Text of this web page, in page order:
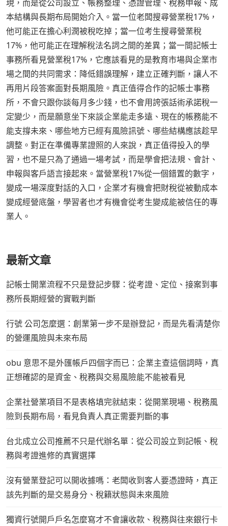
現，而是從公司設立、帳務整理、憑證管理、稅務申報、成
本結構與長期布局開始介入。當一位老闆搜尋營業稅17%，
他可能正在擔心利潤被稅吃掉；當一位考生搜尋營業稅
17%，他可能正在理解稅法名詞之間的差異；當一間記帳士
事務所看見營業稅17%，它應該看見的是教育市場與企業市
場之間的共同需求：降低錯誤理解，建立正確判斷，讓人不
再用片段答案面對長期風險。真正值得合作的記帳士事務
所，不會只跟你談每月多少錢，也不會用誇張話術承諾稅一
定變少，而是願意坐下來談企業能走多遠、現在的帳務能不
能支撐未來、哪些地方已經有風險訊號、哪些結構應該趁早
調整。對正在準備專業證照的人來說，真正值得投入的學
習，也不是只為了通過一場考試，而是學會把法規、會計、
申報與客戶語言接起來。當營業稅17%從一個錯置的數字，
變成一場深度對話的入口，企業才有機會把財稅從被動成本
變成經營底盤，學習者也才有機會從考生變成能被信任的專
業人。
最新文章
記帳士開業流程不只是登記步驟：從考證、定位、接案到事
務所長期經營的實戰判斷
行號 公司怎麼選：創業第一步不是辦登記，而是先看清楚你
的營運風險與未來布局
obu 意思不是外匯帳戶四個字而已：企業主查這個詞時，真
正想確認的是資金、稅務與交易風險能不能被看見
企業社營業項目不是表格填完就結束：從開業現場、稅務風
險到長期布局，看見負責人真正需要判斷的事
台北成立公司推薦不只是代辦名單：從公司設立到記帳、稅
務與考證進修的真實選擇
沒有營業登記可以開收據嗎：老闆收到客人要憑證時，真正
該先判斷的是交易身分、稅籍狀態與未來風險
獨資行號開戶戶名怎麼寫才不會讓收款、稅務與往來銀行卡